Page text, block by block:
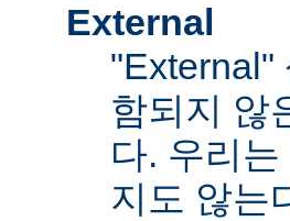
External
"External"
함되지 않
다. 우리
지도 않는